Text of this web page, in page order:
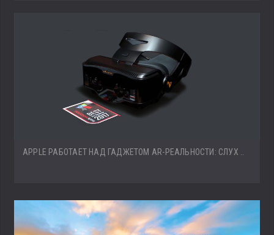
APPLE РАБОТАЕТ НАД ГАДЖЕТОМ AR-РЕАЛЬНОСТИ: СЛУХ ..